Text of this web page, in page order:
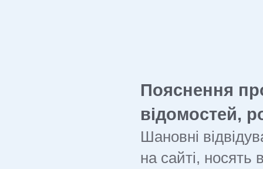
Пояснення
відомостей,
Шановні
на cайті,